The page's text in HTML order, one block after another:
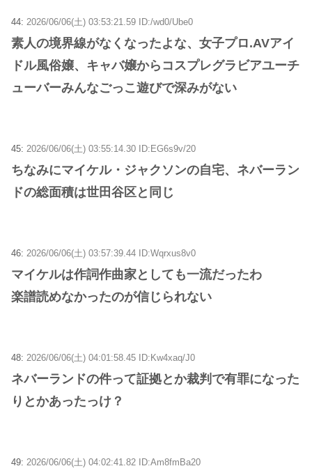
44: 2026/06/06(土) 03:53:21.59 ID:/wd0/Ube0
素人の境界線がなくなったよな、女子プロ.AVアイ
ドル風俗嬢、キャバ嬢からコスプレグラビアユーチ
ューバーみんなごっこ遊びで深みがない
45: 2026/06/06(土) 03:55:14.30 ID:EG6s9v/20
ちなみにマイケル・ジャクソンの自宅、ネバーラン
ドの総面積は世田谷区と同じ
46: 2026/06/06(土) 03:57:39.44 ID:Wqrxus8v0
マイケルは作詞作曲家としても一流だったわ
楽譜読めなかったのが信じられない
48: 2026/06/06(土) 04:01:58.45 ID:Kw4xaq/J0
ネバーランドの件って証拠とか裁判で有罪になった
りとかあったっけ？
49: 2026/06/06(土) 04:02:41.82 ID:Am8fmBa20